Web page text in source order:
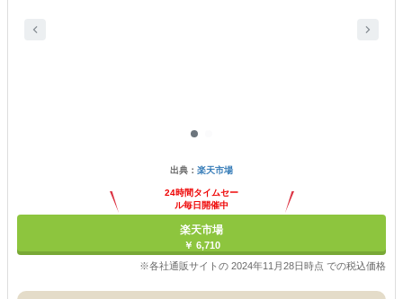
出典： 楽天市場
24時間タイムセー
ル毎日開催中
楽天市場
￥ 6,710
※各社通販サイトの 2024年11月28日時点 での税込価格